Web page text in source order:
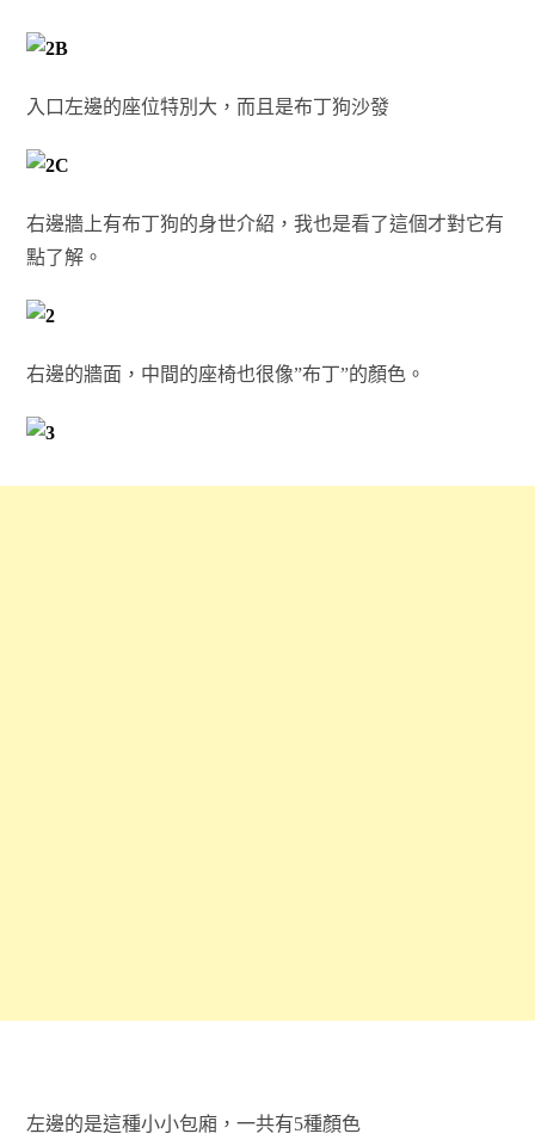
入口左邊的座位特別大，而且是布丁狗沙發
右邊牆上有布丁狗的身世介紹，我也是看了這個才對它有
點了解。
右邊的牆面，中間的座椅也很像”布丁”的顏色。
左邊的是這種小小包廂，一共有5種顏色